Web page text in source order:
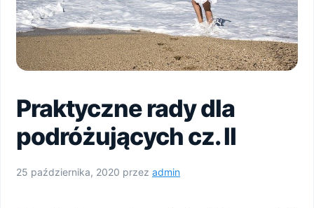
Praktyczne rady dla
podróżujących cz. II
25 października, 2020 przez admin